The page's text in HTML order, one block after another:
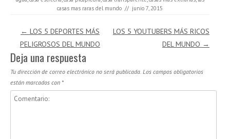
casas mas raras del mundo // junio 7, 2015
Navegación de entradas
← LOS 5 DEPORTES MÁS
PELIGROSOS DEL MUNDO
LOS 5 YOUTUBERS MÁS RICOS
DEL MUNDO →
Deja una respuesta
Tu dirección de correo electrónico no será publicada. Los campos obligatorios
están marcados con *